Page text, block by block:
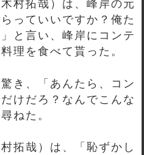
村拓哉）は、峰岸の元
っていいですか？俺た
と言い、峰岸にコンテ
理を食べて貰った。
き、「あんたら、コン
けだろ？なんでこんな
ねた。
拓哉）は、「恥ずかし